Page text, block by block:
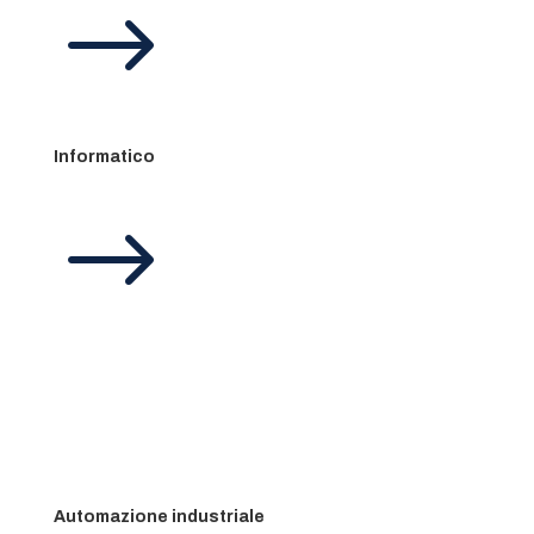
$
Informatico
$
Automazione industriale